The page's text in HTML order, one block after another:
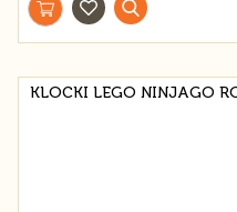
KLOCKI LEGO NINJAGO